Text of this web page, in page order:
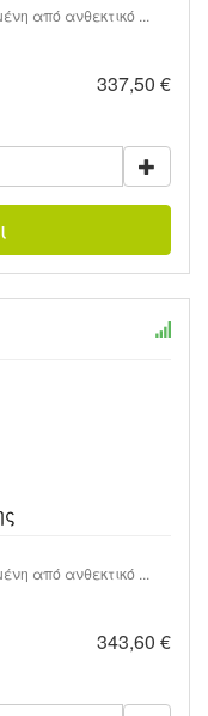
από ανθεκτικό ...
337,50 €
από ανθεκτικό ...
343,60 €